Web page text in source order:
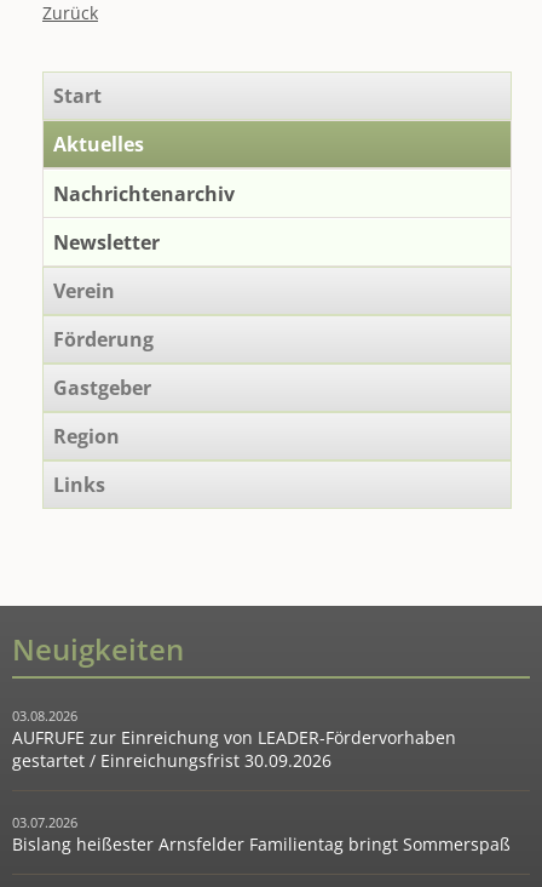
Zurück
überspringen
Start
Aktuelles
Nachrichtenarchiv
Newsletter
Verein
Förderung
Gastgeber
Region
Links
Neuigkeiten
03.08.2026
AUFRUFE zur Einreichung von LEADER-Fördervorhaben
gestartet / Einreichungsfrist 30.09.2026
03.07.2026
Bislang heißester Arnsfelder Familientag bringt Sommerspaß